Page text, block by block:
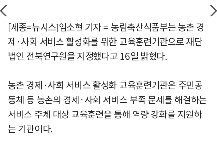
[세종=뉴시스]임소현 기자 = 농림축산식품부는 농촌 경
제·사회 서비스 활성화를 위한 교육훈련기관으로 재단
법인 전북연구원을 지정했다고 16일 밝혔다.
농촌 경제·사회 서비스 활성화 교육훈련기관은 주민공
동체 등 농촌의 경제·사회 서비스 부족 문제를 해결하는
서비스 주체 대상 교육훈련을 통해 역량 강화를 지원하
는 기관이다.